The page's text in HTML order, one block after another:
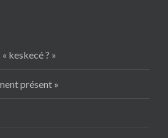
keskecé ? »
présent »